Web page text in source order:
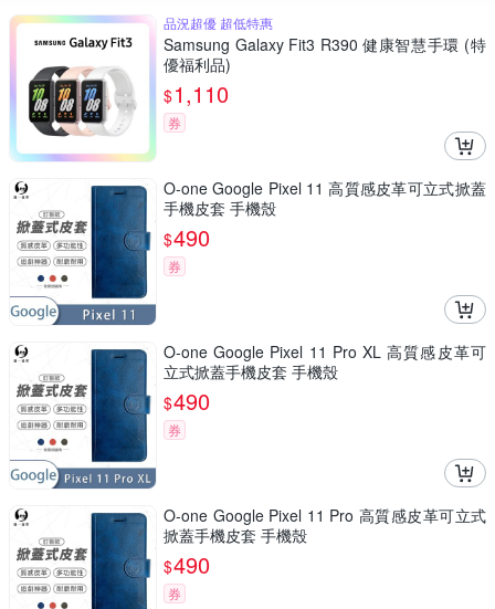
品況超優 超低特惠
Samsung Galaxy Fit3 R390 健康智慧手環 (特
優福利品)
$1,110
券
O-one Google Pixel 11 高質感皮革可立式掀蓋
手機皮套 手機殼
$490
券
O-one Google Pixel 11 Pro XL 高質感皮革可
立式掀蓋手機皮套 手機殼
$490
券
O-one Google Pixel 11 Pro 高質感皮革可立式
掀蓋手機皮套 手機殼
$490
券